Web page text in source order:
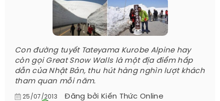
Con đường tuyết Tateyama Kurobe Alpine hay
còn gọi Great Snow Walls là một địa điểm hấp
dẫn của Nhật Bản, thu hút hàng nghìn lượt khách
tham quan mỗi năm.
25/07/2013 Đăng bởi Kiến Thức Online